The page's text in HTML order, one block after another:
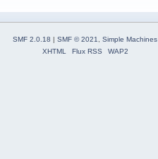
SMF 2.0.18 SMF © 2021, Simple Machines
XHTML
Flux RSS WAP2